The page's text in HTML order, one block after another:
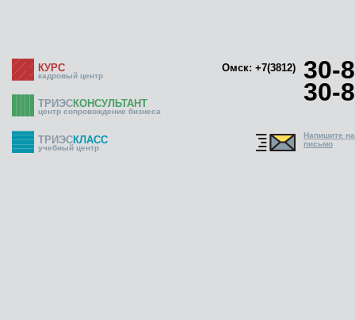
КУРС
кадровый центр
Омск: +7(3812) 30-
30-
ТРИЭСКОНСУЛЬТАНТ
центр сопровождение бизнеса
ТРИЭСКЛАСС
учебный центр
Напишите
письмо